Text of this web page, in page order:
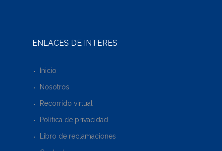
ENLACES DE INTERÉS
Inicio
Nosotros
Recorrido virtual
Política de privacidad
Libro de reclamaciones